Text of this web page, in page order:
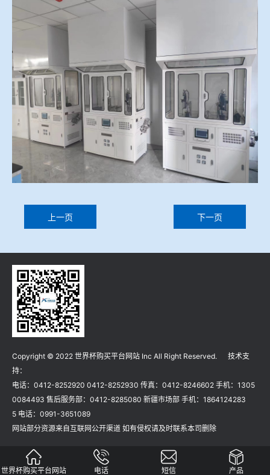
上一页 下一页
Copyright © 2022 世界杯购买平台网站 Inc All Right Reserved. 技术支
持：
电话：0412-8252920 0412-8252930 传真：0412-8246602 手机：1305
0084493 售后服务部：0412-8285080 新疆市场部 手机：1864124283
5 电话：0991-3651089
网站部分资源来自互联网公开渠道 如有侵权请及时联系本司删除
世界杯购买平台网站 电话 短信 产品